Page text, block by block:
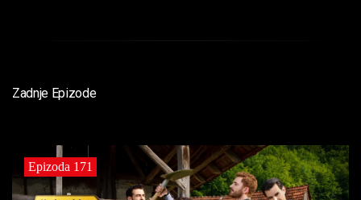
Zadnje Epizode
Epizoda 171